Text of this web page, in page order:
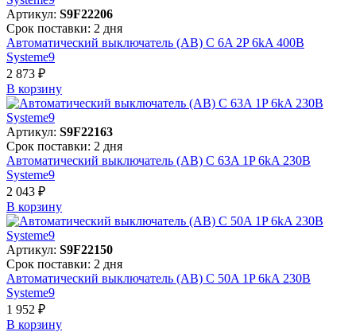
Артикул: S9F22206
Срок поставки: 2 дня
Автоматический выключатель (АВ) C 6A 2P 6kA 400В
Systeme9
2 873 ₽
В корзинy
Артикул: S9F22163
Срок поставки: 2 дня
Автоматический выключатель (АВ) C 63A 1P 6kA 230В
Systeme9
2 043 ₽
В корзинy
Артикул: S9F22150
Срок поставки: 2 дня
Автоматический выключатель (АВ) C 50A 1P 6kA 230В
Systeme9
1 952 ₽
В корзинy